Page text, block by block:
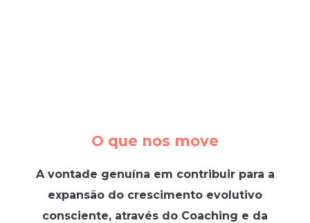
O que nos move
A vontade genuína em contribuir para a
expansão do crescimento evolutivo
consciente, através do Coaching e da